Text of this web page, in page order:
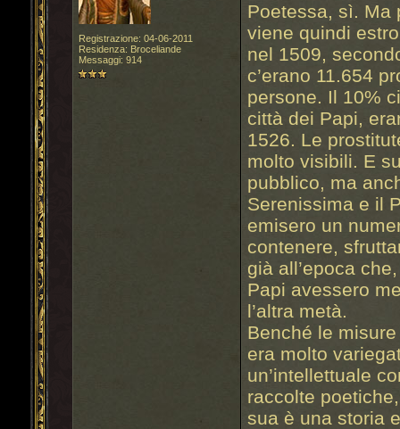
Registrazione: 04-06-2011
Residenza: Broceliande
Messaggi: 914
Poetessa, sì. Ma
viene quindi
nel 1509,
c’erano 11.654
persone. Il 10%
città dei Papi,
1526. Le
molto visibili. E
pubblico, ma
Serenissima e il
emisero un
contenere,
già all’epoca
Papi avessero
l’altra metà.
Benché le
era molto
un’intellettuale
raccolte
sua è una storia